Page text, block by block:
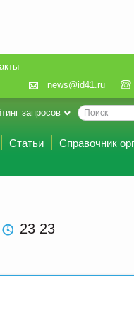
news@id41.ru
запросов
Статьи
Справочник
23 23